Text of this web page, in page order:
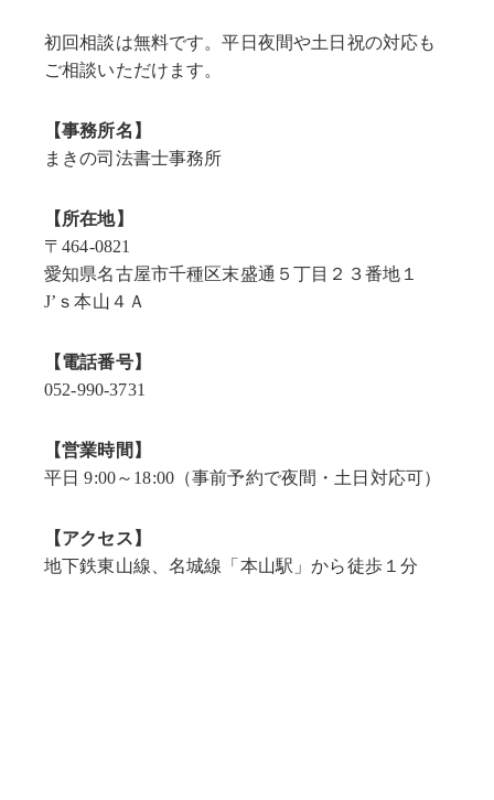
初回相談は無料です。平日夜間や土日祝の対応も
ご相談いただけます。
【事務所名】
まきの司法書士事務所
【所在地】
〒464-0821
愛知県名古屋市千種区末盛通５丁目２３番地１
J’ｓ本山４Ａ
【電話番号】
052-990-3731
【営業時間】
平日 9:00～18:00（事前予約で夜間・土日対応可）
【アクセス】
地下鉄東山線、名城線「本山駅」から徒歩１分